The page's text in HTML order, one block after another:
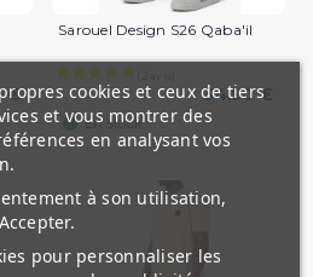
€
Sarouel Design S26 Qaba'il
34,90 €
En stock
cookies et ceux de tiers
et vous montrer des
en analysant vos
à son utilisation,
pour personnaliser les